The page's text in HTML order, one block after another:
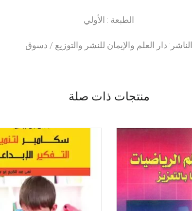
الطبعة : الأولي
الناشر: دار العلم والإيمان للنشر والتوزيع / دسوق
منتجات ذات صلة